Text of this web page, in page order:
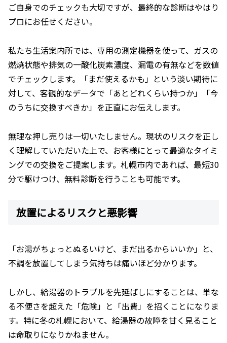
ご自身でのチェックも大切ですが、最終的な診断はやはり
プロにお任せください。
私たち生活案内所では、専用の測定機器を使って、ガスの
燃焼状態や排気の一酸化炭素濃度、漏電の有無などを数値
でチェックします。「まだ使えるかも」という淡い期待に
対して、客観的なデータで「あとどれくらい持つか」「今
のうちに交換すべきか」を正直にお伝えします。
無理な押し売りは一切いたしません。現状のリスクを正し
く理解していただいた上で、お客様にとって最適なタイミ
ングでの交換をご提案します。札幌市内であれば、最短30
分で駆けつけ、無料診断を行うことも可能です。
放置によるリスクと悪影響
「お湯がちょっとぬるいけど、まだ出るからいいか」と、
不調を放置してしまう気持ちは痛いほど分かります。
しかし、給湯器のトラブルを先延ばしにすることは、単な
る不便さを超えた「危険」と「出費」を招くことになりま
す。特に冬の札幌において、給湯器の故障を甘く見ること
は命取りになりかねません。